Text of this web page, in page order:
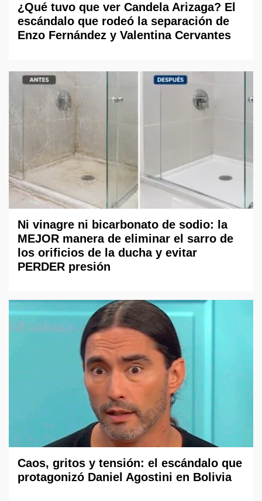
¿Qué tuvo que ver Candela Arizaga? El
escándalo que rodeó la separación de
Enzo Fernández y Valentina Cervantes
Ni vinagre ni bicarbonato de sodio: la
MEJOR manera de eliminar el sarro de
los orificios de la ducha y evitar
PERDER presión
Caos, gritos y tensión: el escándalo que
protagonizó Daniel Agostini en Bolivia